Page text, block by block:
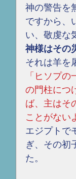
神の警告を
ですから、
い、敬虔な
神様はその
それは羊を
「ヒソプ
の門柱につ
ば、主はそ
ことがない
エジプトで
ぎ、その初
た。